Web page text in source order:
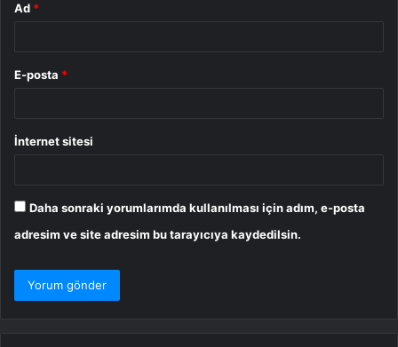
Ad *
E-posta *
İnternet sitesi
Daha sonraki yorumlarımda kullanılması için adım, e-posta
adresim ve site adresim bu tarayıcıya kaydedilsin.